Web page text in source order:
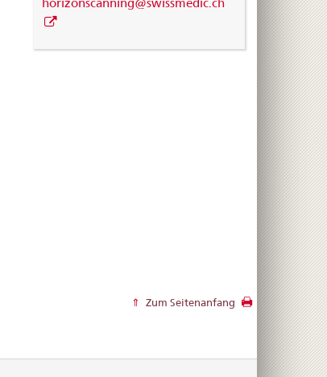
Zum Seitenanfang